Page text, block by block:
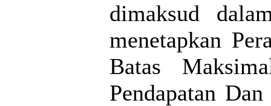
dimaksud
menetapkan
Batas
Pendapatan